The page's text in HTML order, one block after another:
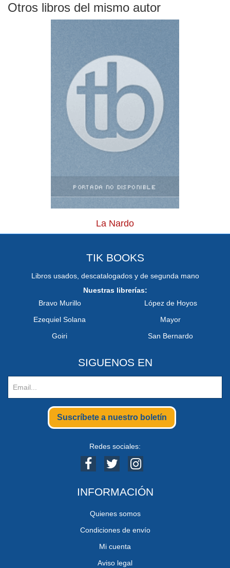
Otros libros del mismo autor
La Nardo
TIK BOOKS
Libros usados, descatalogados y de segunda mano
Nuestras librerías:
Bravo Murillo
Ezequiel Solana
Goiri
López de Hoyos
Mayor
San Bernardo
SIGUENOS EN
Suscríbete a nuestro boletín
Redes sociales:
INFORMACIÓN
Quienes somos
Condiciones de envío
Mi cuenta
Aviso legal